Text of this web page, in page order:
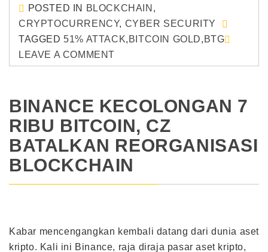
POSTED IN BLOCKCHAIN ,
CRYPTOCURRENCY, CYBER SECURITY
TAGGED 51% ATTACK, BITCOIN GOLD, BTG
LEAVE A COMMENT
BINANCE KECOLONGAN 7
RIBU BITCOIN, CZ
BATALKAN REORGANISASI
BLOCKCHAIN
Kabar mencengangkan kembali datang dari dunia aset
kripto. Kali ini Binance, raja diraja pasar aset kripto,